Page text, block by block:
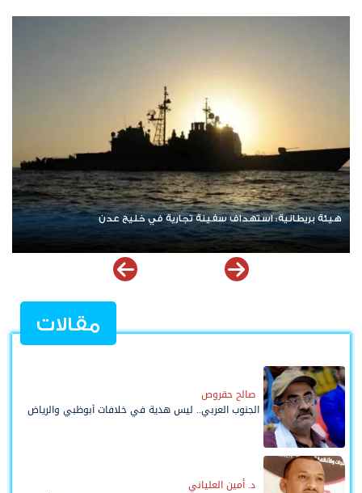
نتنياهو يرفض الانسحاب من غزة ويعلن رفضه لمسودة أمريكية
مقالات
صالح حقروص
الجنوب العربي.. ليس هدية في خلافات أبوظبي والرياض
د. أمين العلياني